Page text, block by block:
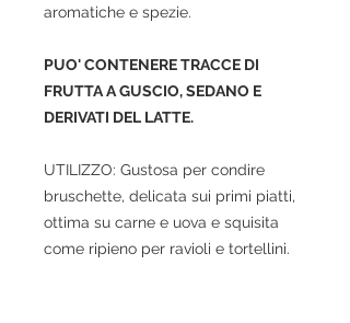
aromatiche e spezie.
PUO' CONTENERE TRACCE DI
FRUTTA A GUSCIO, SEDANO E
DERIVATI DEL LATTE.
UTILIZZO: Gustosa per condire
bruschette, delicata sui primi piatti,
ottima su carne e uova e squisita
come ripieno per ravioli e tortellini.